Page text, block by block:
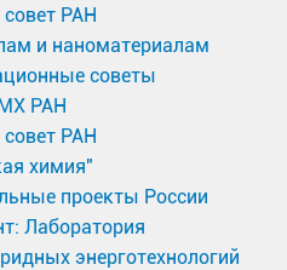
РАН
и наноматериалам
советы
РАН
РАН
химия"
проекты России
Лаборатория
энерготехнологий